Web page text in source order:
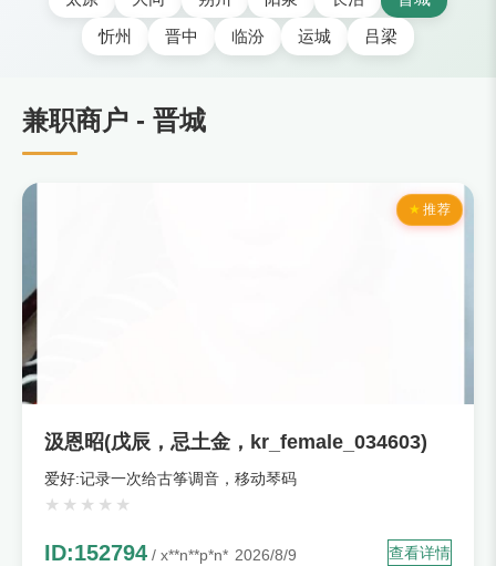
忻州
晋中 临汾 运城 吕梁
兼职商户 - 晋城
推荐
汲恩昭(戊辰，忌土金，kr_female_034603)
爱好:记录一次给古筝调音，移动琴码
ID:152794 / x**n**p*n* 2026/8/9 查看详情